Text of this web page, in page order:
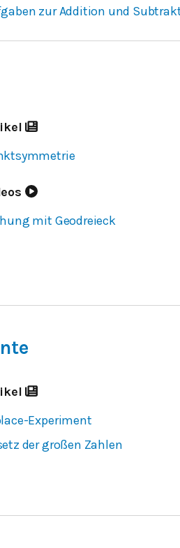
zur Addition und
mit Geodreieck
Experiment
der großen Zahlen